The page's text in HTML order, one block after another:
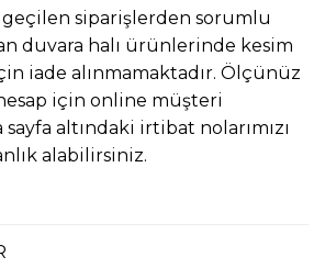
geçilen siparişlerden sorumlu
duvara halı ürünlerinde kesim
iade alınmamaktadır. Ölçünüz
için online müşteri
altındaki irtibat nolarımızı
alabilirsiniz.